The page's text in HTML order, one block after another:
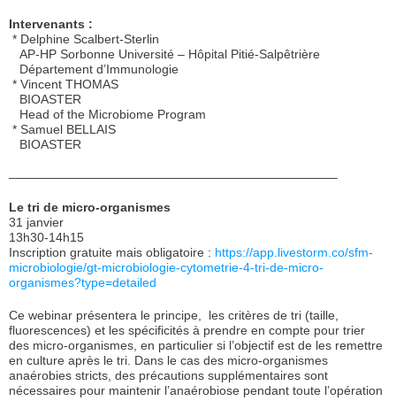
Intervenants :
* Delphine Scalbert-Sterlin
AP-HP Sorbonne Université – Hôpital Pitié-Salpêtrière
Département d’Immunologie
* Vincent THOMAS
BIOASTER
Head of the Microbiome Program
* Samuel BELLAIS
BIOASTER
——————————————————————————–
Le tri de micro-organismes
31 janvier
13h30-14h15
Inscription gratuite mais obligatoire : https://app.livestorm.co/sfm-
microbiologie/gt-microbiologie-cytometrie-4-tri-de-micro-
organismes?type=detailed
Ce webinar présentera le principe, les critères de tri (taille,
fluorescences) et les spécificités à prendre en compte pour trier
des micro-organismes, en particulier si l’objectif est de les remettre
en culture après le tri. Dans le cas des micro-organismes
anaérobies stricts, des précautions supplémentaires sont
nécessaires pour maintenir l’anaérobiose pendant toute l’opération